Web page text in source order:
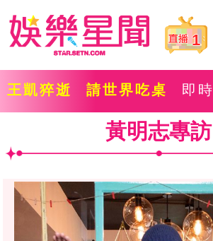
1
王凱猝逝 請世界吃桌 即時
黃明志專訪